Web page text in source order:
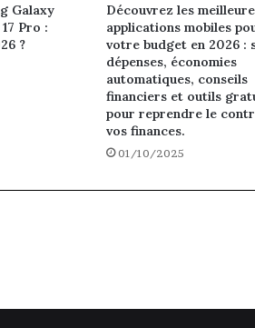
Galaxy
Pro :
?
Découvrez les
applications mobiles
votre budget en 2026 :
dépenses, économies
automatiques, conseils
financiers et outils
pour reprendre le
vos finances.
01/10/2025